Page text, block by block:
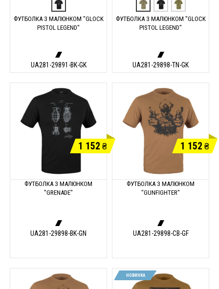
ФУТБОЛКА З МАЛЮНКОМ "GLOCK
PISTOL LEGEND"
UA281-29891-BK-GK
ФУТБОЛКА З МАЛЮНКОМ "GLOCK
PISTOL LEGEND"
UA281-29898-TN-GK
1 152 ₴
ФУТБОЛКА З МАЛЮНКОМ
"GRENADE"
UA281-29898-BK-GN
1 152 ₴
ФУТБОЛКА З МАЛЮНКОМ
"GUNFIGHTER"
UA281-29898-CB-GF
НОВИНКА